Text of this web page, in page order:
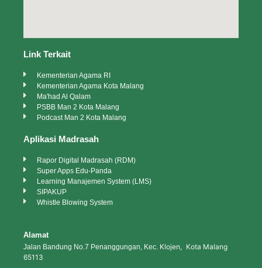
Link Terkait
Kementerian Agama RI
Kementerian Agama Kota Malang
Ma'had Al Qalam
PSBB Man 2 Kota Malang
Podcast Man 2 Kota Malang
Aplikasi Madrasah
Rapor Digital Madrasah (RDM)
Super Apps Edu-Panda
Learning Manajemen System (LMS)
SIPAKUP
Whistle Blowing System
Alamat
Jalan Bandung No.7 Penanggungan, Kec. Klojen, Kota Malang
65113